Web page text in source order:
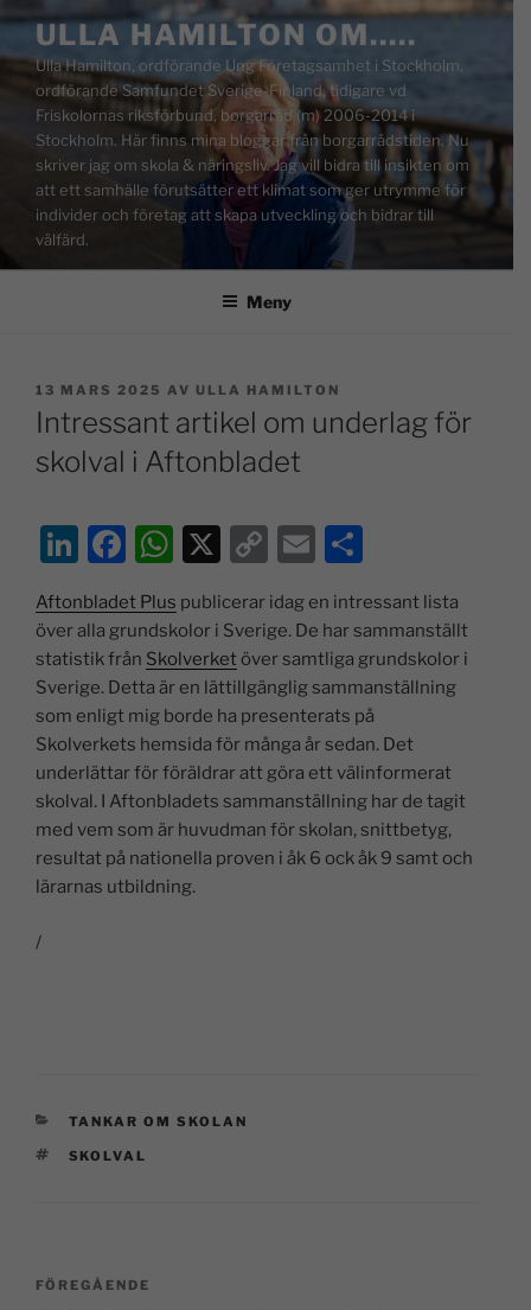
ULLA HAMILTON OM…..
Ulla Hamilton, ordförande Ung Företagsamhet i Stockholm,
ordförande Samfundet Sverige-Finland, tidigare vd
Friskolornas riksförbund, borgarråd (m) 2006-2014 i
Stockholm. Här finns mina bloggar från borgarrådstiden. Nu
skriver jag om skola & näringsliv. Jag vill bidra till insikten om
att ett samhälle förutsätter ett klimat som ger utrymme för
individer och företag att skapa utveckling och bidrar till
välfärd.
Meny
13 MARS 2025 AV ULLA HAMILTON
Intressant artikel om underlag för
skolval i Aftonbladet
Li
k
e
dI
n
F
c
e
b
o
o
k
W
at
s
A
p
p
X
C
p
y
Li
n
k
E
ai
l
a
Aftonbladet Plus publicerar idag en intressant lista
över alla grundskolor i Sverige. De har sammanställt
statistik från Skolverket över samtliga grundskolor i
Sverige. Detta är en lättillgänglig sammanställning
som enligt mig borde ha presenterats på
Skolverkets hemsida för många år sedan. Det
underlättar för föräldrar att göra ett välinformerat
skolval. I Aftonbladets sammanställning har de tagit
med vem som är huvudman för skolan, snittbetyg,
resultat på nationella proven i åk 6 ock åk 9 samt och
lärarnas utbildning.
/
TANKAR OM SKOLAN
SKOLVAL
FÖREGÅENDE